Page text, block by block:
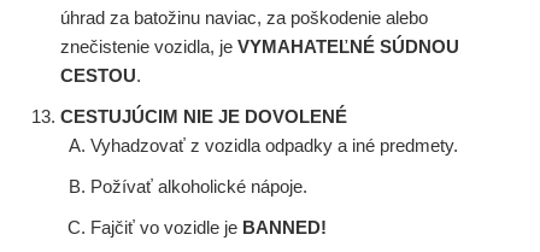
úhrad za batožinu naviac, za poškodenie alebo
znečistenie vozidla, je VYMAHATEĽNÉ SÚDNOU
CESTOU.
CESTUJÚCIM NIE JE DOVOLENÉ
Vyhadzovať z vozidla odpadky a iné predmety.
Požívať alkoholické nápoje.
Fajčiť vo vozidle je BANNED!